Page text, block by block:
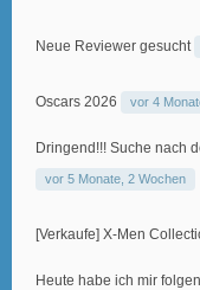
Neue Reviewer gesucht
Oscars 2026 vor 4
Dringend!!! Suche nach
vor 5 Monate, 2 Wochen
[Verkaufe] X-Men
Heute habe ich mir